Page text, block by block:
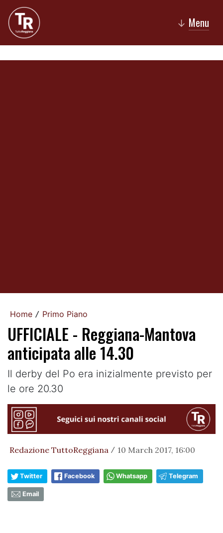
↓ Menu
Home / Primo Piano
UFFICIALE - Reggiana-Mantova
anticipata alle 14.30
Il derby del Po era inizialmente previsto per
le ore 20.30
Redazione TuttoReggiana / 10 March 2017, 16:00
Twitter Facebook Whatsapp Telegram
Email